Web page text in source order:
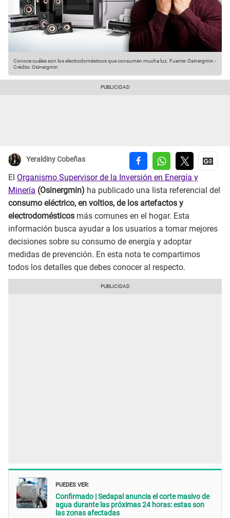
Conoce cuáles son los electrodomésticos que consumen mucha luz. Fuente: Osinergmin -
Crédito: Osinergmin
Yeraldiny Cobeñas
El Organismo Supervisor de la Inversión en Energía y
Minería (Osinergmin) ha publicado una lista referencial del
consumo eléctrico, en voltios, de los artefactos y
electrodomésticos más comunes en el hogar. Esta
información busca ayudar a los usuarios a tomar mejores
decisiones sobre su consumo de energía y adoptar
medidas de prevención. En esta nota te compartimos
todos los detalles que debes conocer al respecto.
PUEDES VER:
Confirmado | Sedapal anuncia el corte masivo de
agua durante las próximas 24 horas: estas son
las zonas afectadas